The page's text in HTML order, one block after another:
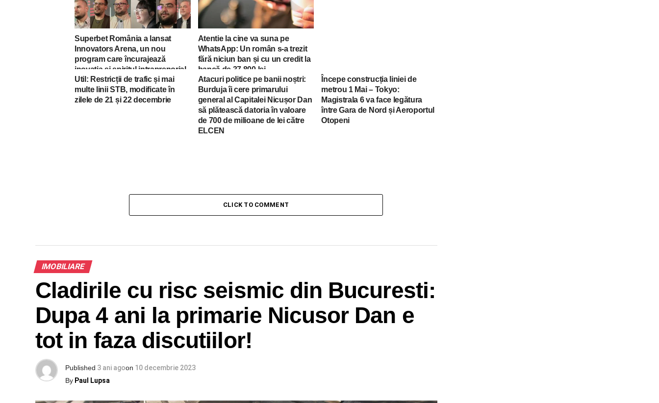
Superbet România a lansat
Innovators Arena, un nou
program care încurajează
inovația și spiritul intraprenorial
Atentie la cine va suna pe
WhatsApp: Un român s-a trezit
fără niciun ban și cu un credit la
bancă de 37.800 lei
Util: Restricții de trafic și mai
multe linii STB, modificate în
zilele de 21 și 22 decembrie
Atacuri politice pe banii noștri:
Burduja îi cere primarului
general al Capitalei Nicușor Dan
să plătească datoria în valoare
de 700 de milioane de lei către
ELCEN
Începe construcția liniei de
metrou 1 Mai – Tokyo:
Magistrala 6 va face legătura
între Gara de Nord și Aeroportul
Otopeni
CLICK TO COMMENT
IMOBILIARE
Cladirile cu risc seismic din Bucuresti:
Dupa 4 ani la primarie Nicusor Dan e
tot in faza discutiilor!
Published 3 ani agoon 10 decembrie 2023
By Paul Lupsa